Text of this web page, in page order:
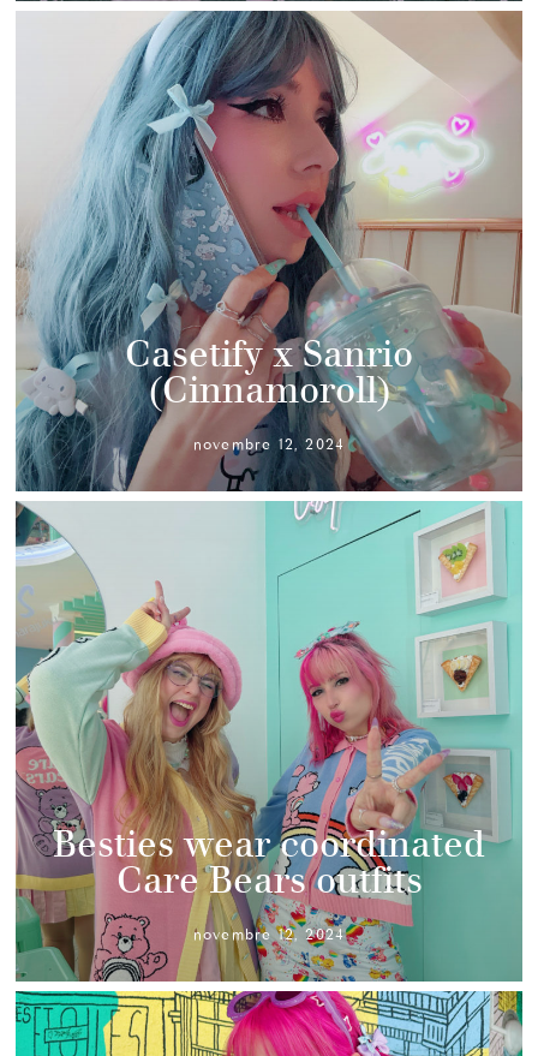
Casetify x Sanrio
(Cinnamoroll)
novembre 12, 2024
Besties wear coordinated
Care Bears outfits
novembre 12, 2024